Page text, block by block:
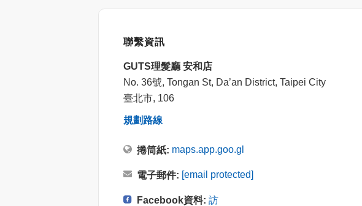
聯繫資訊
GUTS理髮廳 安和店
No. 36號, Tongan St, Da’an District, Taipei City
臺北市, 106
規劃路線
捲筒紙: maps.app.goo.gl
電子郵件: [email protected]
Facebook資料: 訪